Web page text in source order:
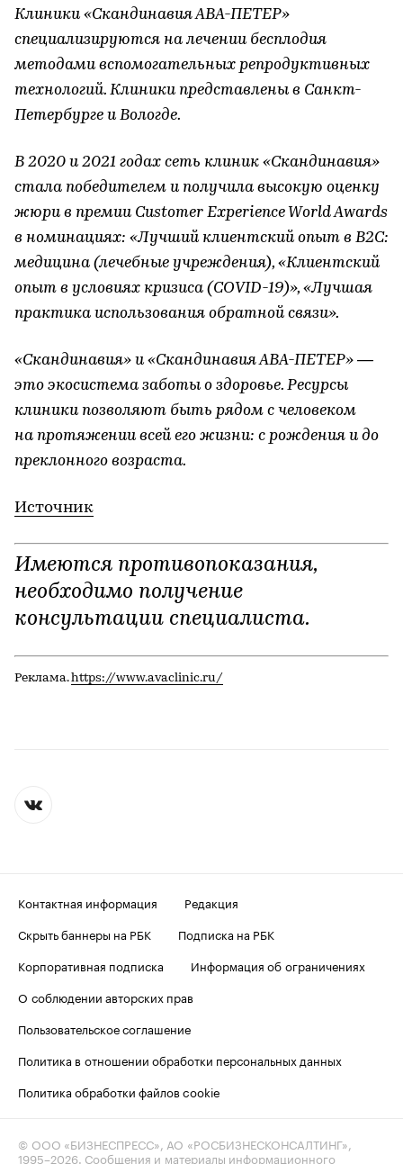
Клиники «Скандинавия АВА-ПЕТЕР»
специализируются на лечении бесплодия
методами вспомогательных репродуктивных
технологий. Клиники представлены в Санкт-
Петербурге и Вологде.
В 2020 и 2021 годах сеть клиник «Скандинавия»
стала победителем и получила высокую оценку
жюри в премии Customer Experience World Awards
в номинациях: «Лучший клиентский опыт в В2С:
медицина (лечебные учреждения), «Клиентский
опыт в условиях кризиса (COVID-19)», «Лучшая
практика использования обратной связи».
«Скандинавия» и «Скандинавия АВА-ПЕТЕР» ―
это экосистема заботы о здоровье. Ресурсы
клиники позволяют быть рядом с человеком
на протяжении всей его жизни: с рождения и до
преклонного возраста.
Источник
Имеются противопоказания,
необходимо получение
консультации специалиста.
Реклама.https://www.avaclinic.ru/
Контактная информация
Редакция
Скрыть баннеры на РБК
Подписка на РБК
Корпоративная подписка
Информация об ограничениях
О соблюдении авторских прав
Пользовательское соглашение
Политика в отношении обработки персональных данных
Политика обработки файлов cookie
© ООО «БИЗНЕСПРЕСС», АО «РОСБИЗНЕСКОНСАЛТИНГ»,
1995–2026 . Сообщения и материалы информационного